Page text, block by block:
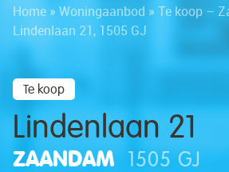
Home » Woningaanbod » Te koop –
Lindenlaan 21, 1505 GJ
Te koop
Lindenlaan 21
ZAANDAM 1505 GJ